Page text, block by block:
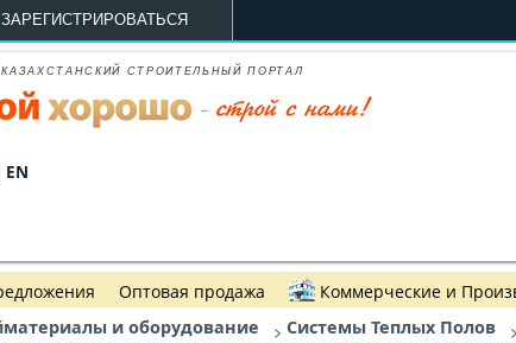
ЗАРЕГИСТРИРОВАТЬСЯ
СТРОИТЕЛЬНЫЙ ПОРТАЛ
EN
Оптовая продажа Коммерческие и
и оборудование > Системы Теплых Полов >